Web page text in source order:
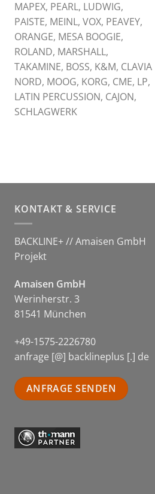
MAPEX, PEARL, LUDWIG,
PAISTE, MEINL, VOX, PEAVEY,
ORANGE, MESA BOOGIE,
ROLAND, MARSHALL,
TAKAMINE, BOSS, K&M, CLAVIA
NORD, MOOG, KORG, CME, LP,
LATIN PERCUSSION, CAJON,
SCHLAGWERK
KONTAKT & SERVICE
BACKLINE+ // Amaisen GmbH
Projekt
Amaisen GmbH
Werinherstr. 3
81541 München
+49-1575-2226780
anfrage [@] backlineplus [.] de
ANFRAGE SENDEN